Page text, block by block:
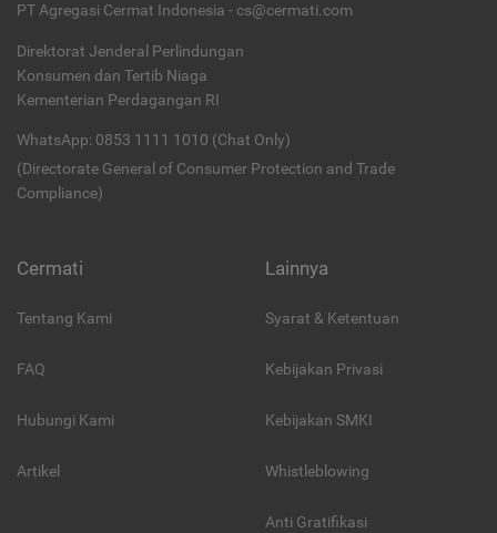
PT Agregasi Cermat Indonesia - cs@cermati.com
Direktorat Jenderal Perlindungan
Konsumen dan Tertib Niaga
Kementerian Perdagangan RI
WhatsApp: 0853 1111 1010 (Chat Only)
(Directorate General of Consumer Protection and Trade
Compliance)
Cermati
Tentang Kami
FAQ
Hubungi Kami
Artikel
Lainnya
Syarat & Ketentuan
Kebijakan Privasi
Kebijakan SMKI
Whistleblowing
Anti Gratifikasi